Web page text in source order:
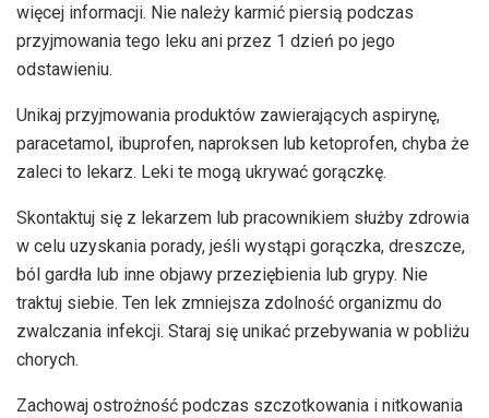
więcej informacji. Nie należy karmić piersią podczas
przyjmowania tego leku ani przez 1 dzień po jego
odstawieniu.
Unikaj przyjmowania produktów zawierających aspirynę,
paracetamol, ibuprofen, naproksen lub ketoprofen, chyba że
zaleci to lekarz. Leki te mogą ukrywać gorączkę.
Skontaktuj się z lekarzem lub pracownikiem służby zdrowia
w celu uzyskania porady, jeśli wystąpi gorączka, dreszcze,
ból gardła lub inne objawy przeziębienia lub grypy. Nie
traktuj siebie. Ten lek zmniejsza zdolność organizmu do
zwalczania infekcji. Staraj się unikać przebywania w pobliżu
chorych.
Zachowaj ostrożność podczas szczotkowania i nitkowania